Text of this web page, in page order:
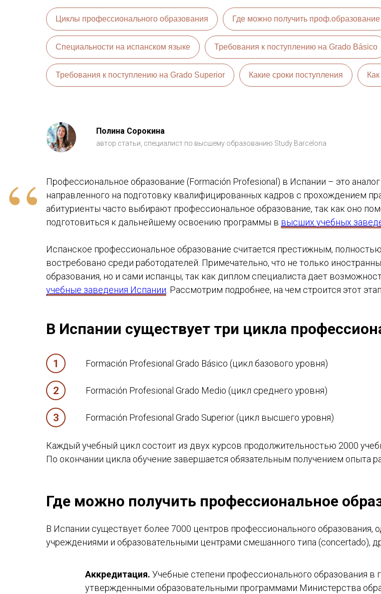
Циклы профессионального образования Где можно получить проф.образование
Специальности на испанском языке Требования к поступлению на Grado Básico
Требования к поступлению на Grado Superior Какие сроки поступления
Полина Сорокина
автор статьи, специалист по высшему образованию Study Barcelona
“
Профессиональное образование (Formación Profesional) в Испании – это
направленного на подготовку квалифицированных кадров с прохождением
абитуриенты часто выбирают профессиональное образование, так как оно
подготовиться к дальнейшему освоению программы в высших учебных
Испанское профессиональное образование считается престижным,
востребовано среди работодателей. Примечательно, что не только
образования, но и сами испанцы, так как диплом специалиста дает
учебные заведения Испании . Рассмотрим подробнее, на чем строится этот
В Испании существует три цикла
Formación Profesional Grado Básico (цикл базового уровня)
Formación Profesional Grado Medio (цикл среднего уровня)
Formación Profesional Grado Superior (цикл высшего уровня)
Каждый учебный цикл состоит из двух курсов продолжительностью 2000
По окончании цикла обучение завершается обязательным получением опыта
Где можно получить профессиональное
В Испании существует более 7000 центров профессионального образования,
учреждениями и образовательными центрами смешанного типа (concertado),
Аккредитация. Учебные степени профессионального образования
утвержденными образовательными программами Министерства